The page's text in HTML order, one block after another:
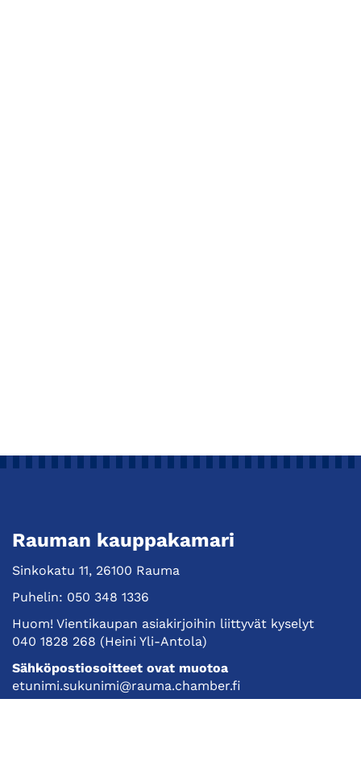
Rauman kauppakamari
Sinkokatu 11, 26100 Rauma
Puhelin: 050 348 1336
Huom! Vientikaupan asiakirjoihin liittyvät kyselyt
040 1828 268 (Heini Yli-Antola)
Sähköpostiosoitteet ovat muotoa
etunimi.sukunimi@rauma.chamber.fi